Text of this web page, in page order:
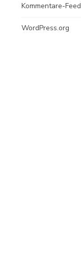
Kommentare-Feed
WordPress.org